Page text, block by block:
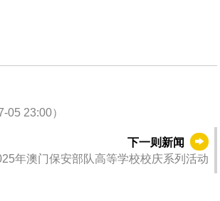
23:00）
下一则新闻
年澳门保安部队高等学校校庆系列活动